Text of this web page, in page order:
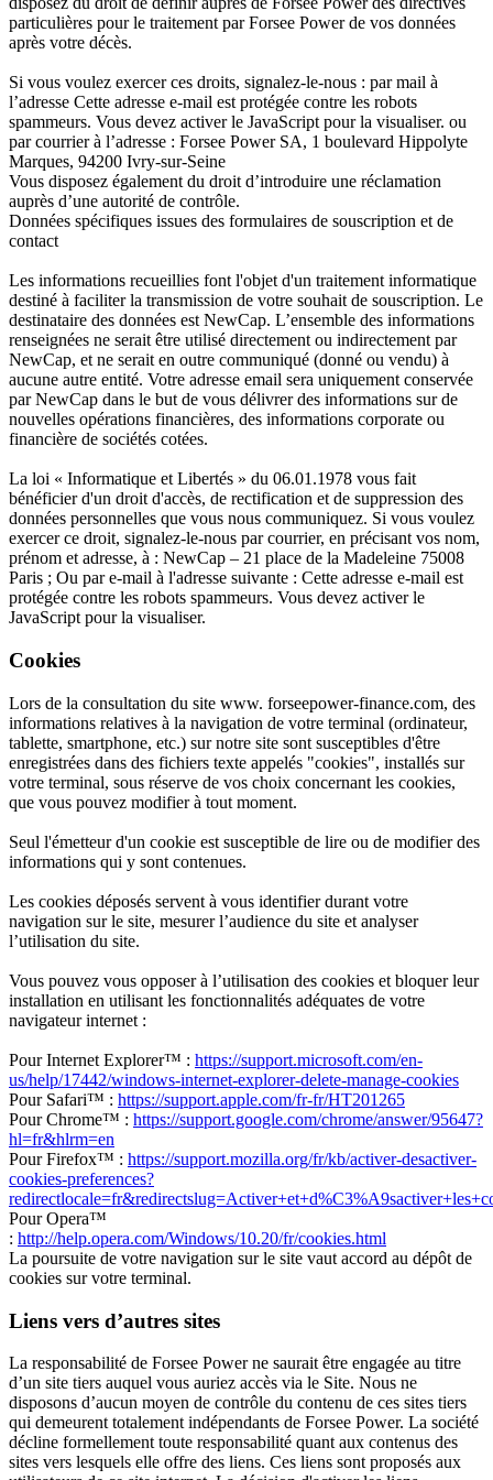
Nous accompagnons les
leur transition énergétique avec des
particulières pour le traitement par Forsee Power de vos données
après votre décès.
Si vous voulez exercer ces droits, signalez-le-nous : par mail à
l’adresse Cette adresse e-mail est protégée contre les robots
spammeurs. Vous devez activer le JavaScript pour la visualiser. ou
par courrier à l’adresse : Forsee Power SA, 1 boulevard Hippolyte
Marques, 94200 Ivry-sur-Seine
Vous disposez également du droit d’introduire une réclamation
auprès d’une autorité de contrôle.
Données spécifiques issues des formulaires de souscription et de
contact
Les informations recueillies font l'objet d'un traitement informatique
destiné à faciliter la transmission de votre souhait de souscription. Le
destinataire des données est NewCap. L’ensemble des informations
renseignées ne serait être utilisé directement ou indirectement par
NewCap, et ne serait en outre communiqué (donné ou vendu) à
aucune autre entité. Votre adresse email sera uniquement conservée
par NewCap dans le but de vous délivrer des informations sur de
nouvelles opérations financières, des informations corporate ou
financière de sociétés cotées.
La loi « Informatique et Libertés » du 06.01.1978 vous fait
bénéficier d'un droit d'accès, de rectification et de suppression des
données personnelles que vous nous communiquez. Si vous voulez
exercer ce droit, signalez-le-nous par courrier, en précisant vos nom,
prénom et adresse, à : NewCap – 21 place de la Madeleine 75008
Paris ; Ou par e-mail à l'adresse suivante : Cette adresse e-mail est
protégée contre les robots spammeurs. Vous devez activer le
JavaScript pour la visualiser.
Cookies
Lors de la consultation du site www. forseepower-finance.com, des
informations relatives à la navigation de votre terminal (ordinateur,
tablette, smartphone, etc.) sur notre site sont susceptibles d'être
enregistrées dans des fichiers texte appelés "cookies", installés sur
votre terminal, sous réserve de vos choix concernant les cookies,
que vous pouvez modifier à tout moment.
Seul l'émetteur d'un cookie est susceptible de lire ou de modifier des
informations qui y sont contenues.
Les cookies déposés servent à vous identifier durant votre
navigation sur le site, mesurer l’audience du site et analyser
l’utilisation du site.
Vous pouvez vous opposer à l’utilisation des cookies et bloquer leur
installation en utilisant les fonctionnalités adéquates de votre
navigateur internet :
Pour Internet Explorer™ : https://support.microsoft.com/en-
us/help/17442/windows-internet-explorer-delete-manage-cookies
Pour Safari™ : https://support.apple.com/fr-fr/HT201265
Pour Chrome™ : https://support.google.com/chrome/answer/95647?
hl=fr&hlrm=en
Pour Firefox™ : https://support.mozilla.org/fr/kb/activer-desactiver-
cookies-preferences?
Pour Opera™
: http://help.opera.com/Windows/10.20/fr/cookies.html
La poursuite de votre navigation sur le site vaut accord au dépôt de
cookies sur votre terminal.
Liens vers d’autres sites
La responsabilité de Forsee Power ne saurait être engagée au titre
d’un site tiers auquel vous auriez accès via le Site. Nous ne
disposons d’aucun moyen de contrôle du contenu de ces sites tiers
qui demeurent totalement indépendants de Forsee Power. La société
décline formellement toute responsabilité quant aux contenus des
sites vers lesquels elle offre des liens. Ces liens sont proposés aux